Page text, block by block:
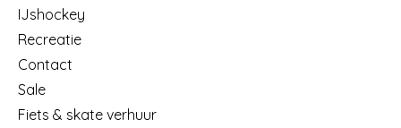
IJshockey
Recreatie
Contact
Sale
Fiets & skate verhuur